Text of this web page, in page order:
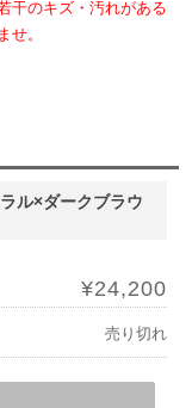
干のキズ・汚れがある
せ。
ル×ダークブラウ
¥24,200
売り切れ